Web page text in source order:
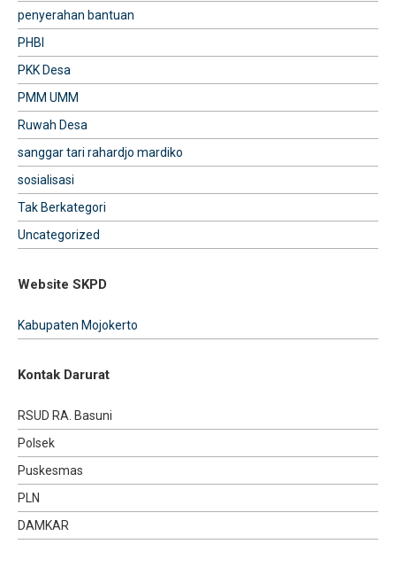
penyerahan bantuan
PHBI
PKK Desa
PMM UMM
Ruwah Desa
sanggar tari rahardjo mardiko
sosialisasi
Tak Berkategori
Uncategorized
Website SKPD
Kabupaten Mojokerto
Kontak Darurat
RSUD RA. Basuni
Polsek
Puskesmas
PLN
DAMKAR